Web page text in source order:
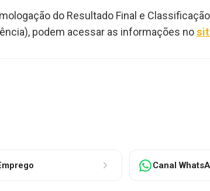
do Resultado Final e
podem acessar as informações no
Canal